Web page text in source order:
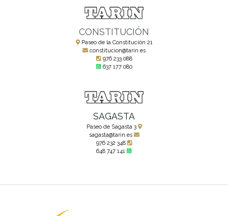
CONSTITUCIÓN
Paseo de la Constitución 21
constitucion@tarin.es
976 233 088
637 177 080
SAGASTA
Paseo de Sagasta 3
sagasta@tarin.es
976 232 348
648 747 141